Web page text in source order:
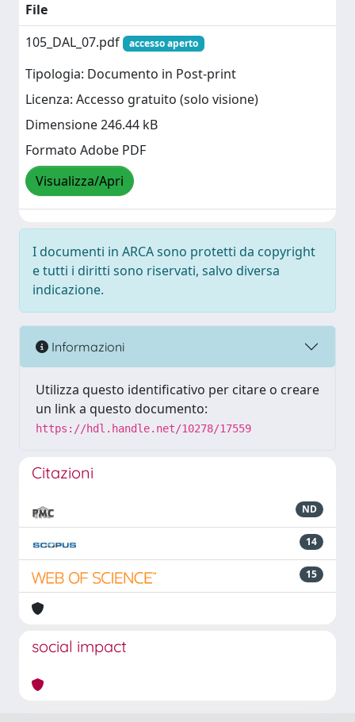
File
105_DAL_07.pdf
accesso aperto
Tipologia: Documento in Post-print
Licenza: Accesso gratuito (solo visione)
Dimensione 246.44 kB
Formato Adobe PDF
Visualizza/Apri
I documenti in ARCA sono protetti da copyright
e tutti i diritti sono riservati, salvo diversa
indicazione.
Informazioni
Utilizza questo identificativo per citare o creare
un link a questo documento:
https://hdl.handle.net/10278/17559
Citazioni
ND
14
15
social impact